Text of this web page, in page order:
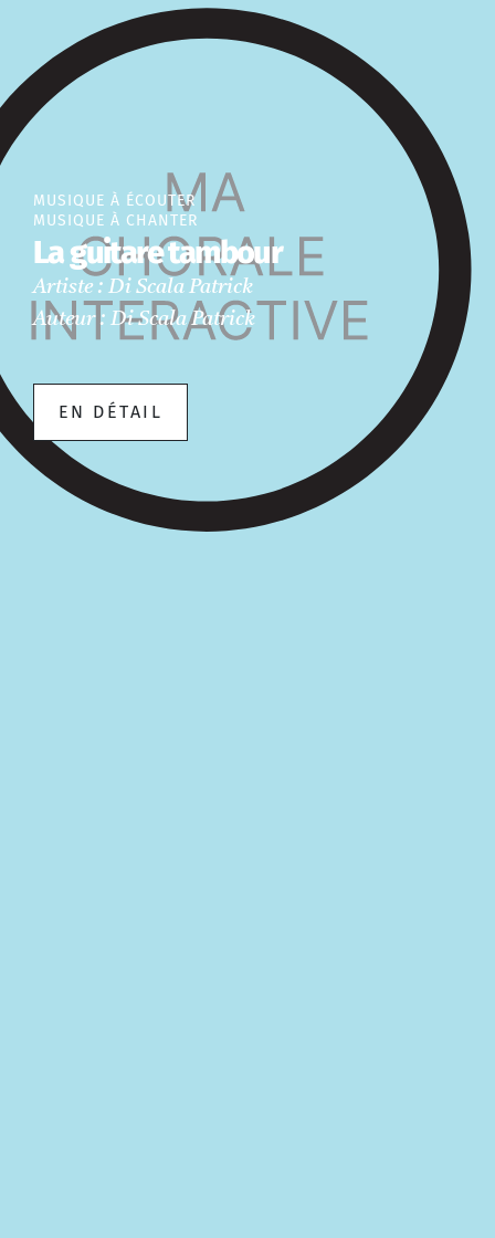
MUSIQUE À ÉCOUTER
MUSIQUE À CHANTER
La guitare tambour
Artiste : Di Scala Patrick
Auteur : Di Scala Patrick
EN DÉTAIL